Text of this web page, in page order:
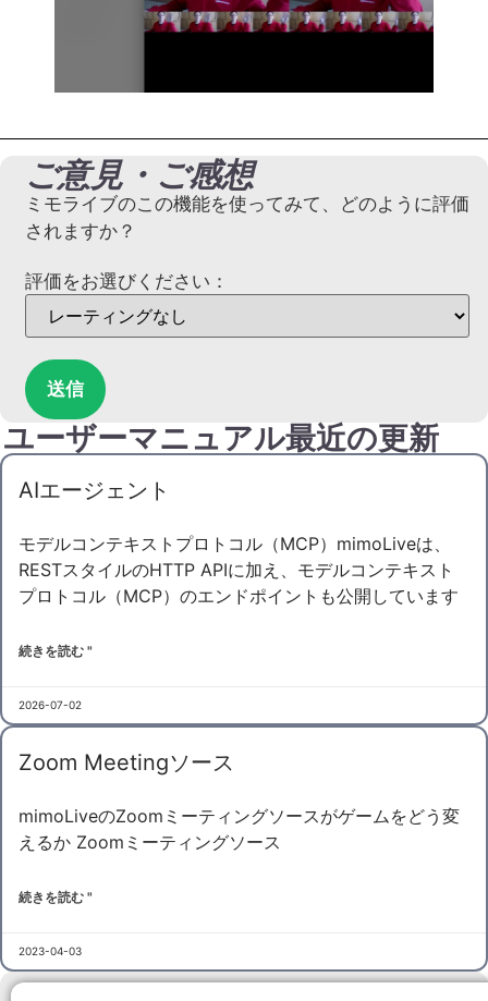
ご意見・ご感想
ミモライブのこの機能を使ってみて、どのように評価
されますか？
評価をお選びください：
送信
ユーザーマニュアル最近の更新
AIエージェント
モデルコンテキストプロトコル（MCP）mimoLiveは、
RESTスタイルのHTTP APIに加え、モデルコンテキスト
プロトコル（MCP）のエンドポイントも公開しています
続きを読む "
2026-07-02
Zoom Meetingソース
mimoLiveのZoomミーティングソースがゲームをどう変
えるか Zoomミーティングソース
続きを読む "
2023-04-03